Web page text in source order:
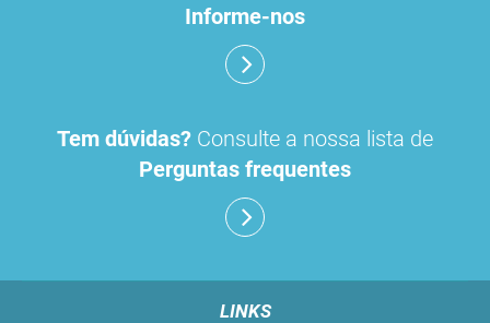
Informe-nos
Tem dúvidas? Consulte a nossa lista de
Perguntas frequentes
LINKS